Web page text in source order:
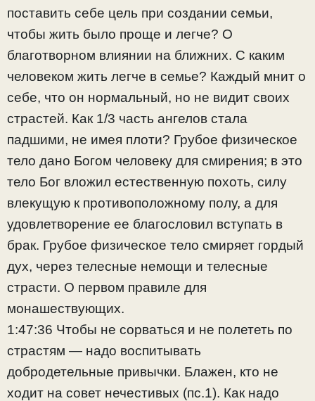
поставить себе цель при создании семьи,
чтобы жить было проще и легче? О
благотворном влиянии на ближних. С каким
человеком жить легче в семье? Каждый мнит о
себе, что он нормальный, но не видит своих
страстей. Как 1/3 часть ангелов стала
падшими, не имея плоти? Грубое физическое
тело дано Богом человеку для смирения; в это
тело Бог вложил естественную похоть, силу
влекущую к противоположному полу, а для
удовлетворение ее благословил вступать в
брак. Грубое физическое тело смиряет гордый
дух, через телесные немощи и телесные
страсти. О первом правиле для
монашествующих.
1:47:36 Чтобы не сорваться и не полететь по
страстям — надо воспитывать
добродетельные привычки. Блажен, кто не
ходит на совет нечестивых (пс.1). Как надо